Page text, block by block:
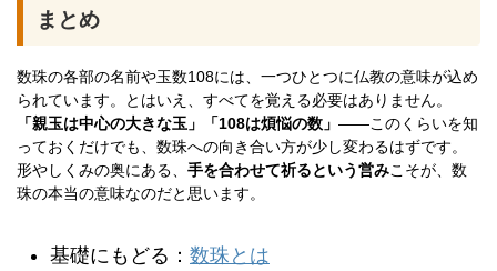
まとめ
数珠の各部の名前や玉数108には、一つひとつに仏教の意味が込め
られています。とはいえ、すべてを覚える必要はありません。
「親玉は中心の大きな玉」「108は煩悩の数」 ——このくらいを知
っておくだけでも、数珠への向き合い方が少し変わるはずです。
形やしくみの奥にある、 手を合わせて祈るという営みこそが、数
珠の本当の意味なのだと思います。
基礎にもどる： 数珠とは